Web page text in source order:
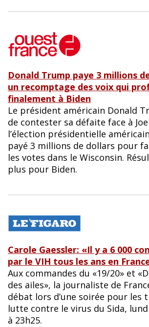
Donald Trump paye 3 millions
un recomptage des voix qui
finalement à Biden
Le président américain Donald
de contester sa défaite face à
l’élection présidentielle
payé 3 millions de dollars pour
les votes dans le Wisconsin.
plus pour Biden.
Carole Gaessler: «Il y a 6 000
par le VIH tous les ans en
Aux commandes du «19/20» et
des ailes», la journaliste de
débat lors d’une soirée pour les
lutte contre le virus du Sida,
à 23h25.